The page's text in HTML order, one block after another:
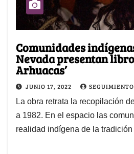
Comunidades
Nevada presentan libro
Arhuacas’
JUNIO 17, 2022
La obra retrata la recopilación
a 1982. En el espacio las
realidad indígena de la tradición